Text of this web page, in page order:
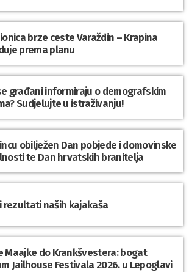
brze ceste Varaždin – Krapina
prema planu
građani informiraju o demografskim
Sudjelujte u istraživanju!
obilježen Dan pobjede i domovinske
te Dan hrvatskih branitelja
rezultati naših kajakaša
Maajke do Krankšvestera: bogat
Jailhouse Festivala 2026. u Lepoglavi